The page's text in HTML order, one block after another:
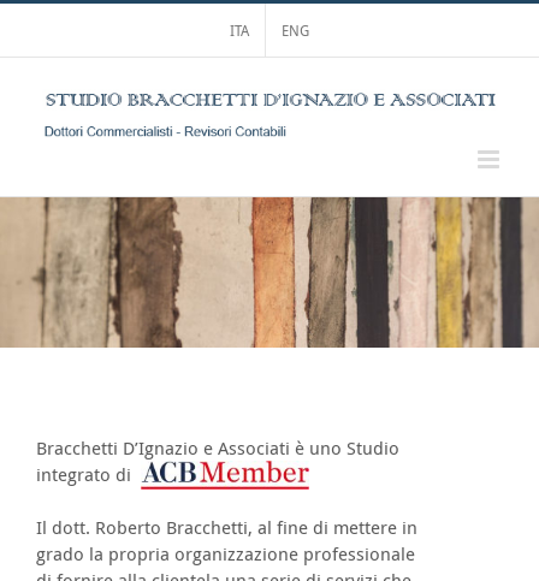
contenuto
ITA ENG
Bracchetti D’Ignazio e Associati è uno Studio
integrato di
Il dott. Roberto Bracchetti, al fine di mettere in
grado la propria organizzazione professionale